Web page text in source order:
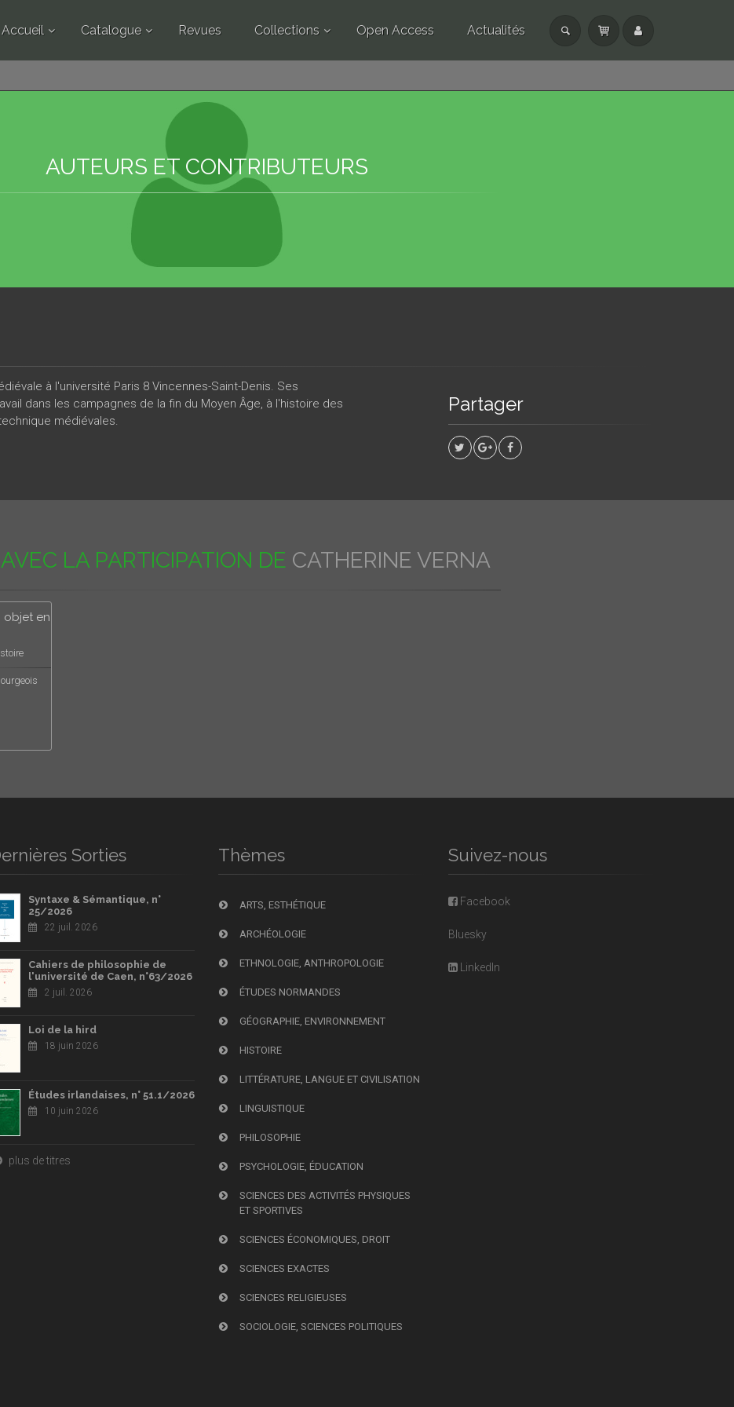
Accueil Catalogue Revues Collections Open Access Actualités
AUTEURS ET CONTRIBUTEURS
à l'université Paris 8 Vincennes-Saint-Denis. Ses
dans les campagnes de la fin du Moyen Âge, à l'histoire des
médiévales.
Partager
AVEC LA PARTICIPATION DE CATHERINE VERNA
objet en
Sorties
Syntaxe & Sémantique, n°
25/2026
22 juil. 2026
Cahiers de philosophie de
l'université de Caen, n°63/2026
2 juil. 2026
Loi de la hird
18 juin 2026
Études irlandaises, n° 51.1/2026
10 juin 2026
plus de titres
Thèmes
ARTS, ESTHÉTIQUE
ARCHÉOLOGIE
ETHNOLOGIE, ANTHROPOLOGIE
ÉTUDES NORMANDES
GÉOGRAPHIE, ENVIRONNEMENT
HISTOIRE
LITTÉRATURE, LANGUE ET CIVILISATION
LINGUISTIQUE
PHILOSOPHIE
PSYCHOLOGIE, ÉDUCATION
SCIENCES DES ACTIVITÉS PHYSIQUES
ET SPORTIVES
SCIENCES ÉCONOMIQUES, DROIT
SCIENCES EXACTES
SCIENCES RELIGIEUSES
SOCIOLOGIE, SCIENCES POLITIQUES
Suivez-nous
Facebook
Bluesky
LinkedIn